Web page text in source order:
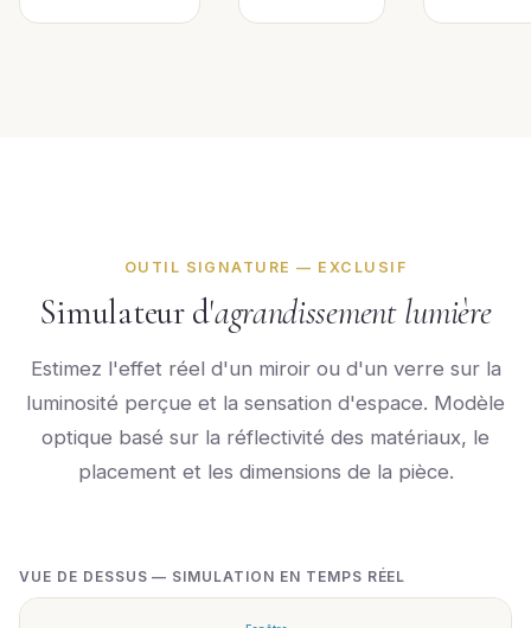
OUTIL SIGNATURE — EXCLUSIF
Simulateur d'agrandissement lumière
Estimez l'effet réel d'un miroir ou d'un verre sur la
luminosité perçue et la sensation d'espace. Modèle
optique basé sur la réflectivité des matériaux, le
placement et les dimensions de la pièce.
VUE DE DESSUS — SIMULATION EN TEMPS RÉEL